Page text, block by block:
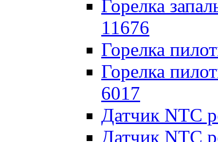
Горелка
11676
Горелка
Горелка
6017
Датчик NTC
Датчик NTC